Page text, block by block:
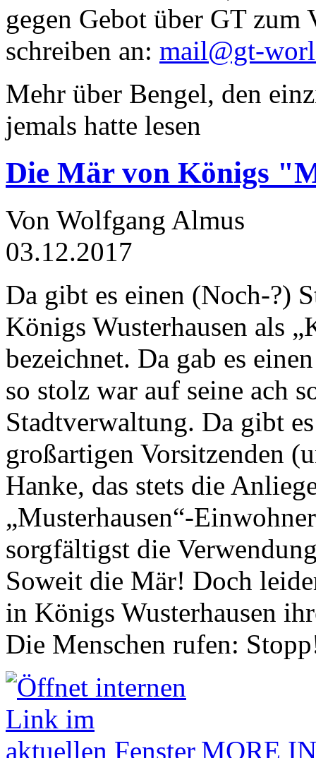
gegen Gebot über GT zum
schreiben an: mail@gt-
Mehr über Bengel, den
jemals hatte lesen
Die Mär von Königs
Von Wolfgang Almus
03.12.2017
Da gibt es einen (Noch-?)
Königs Wusterhausen als
bezeichnet. Da gab es
so stolz war auf seine ach
Stadtverwaltung. Da gibt
großartigen Vorsitzenden
Hanke, das stets die
„Musterhausen“-
sorgfältigst die
Soweit die Mär! Doch
in Königs Wusterhausen
Die Menschen rufen:
MORE